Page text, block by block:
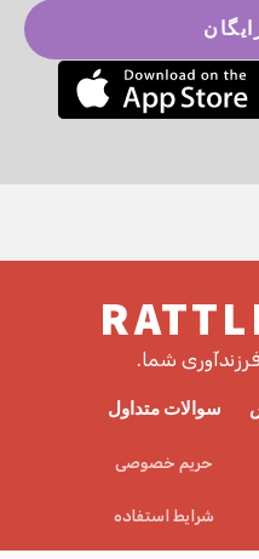
شما.
سوالات متداول
حریم خصوصی
شرایط استفاده